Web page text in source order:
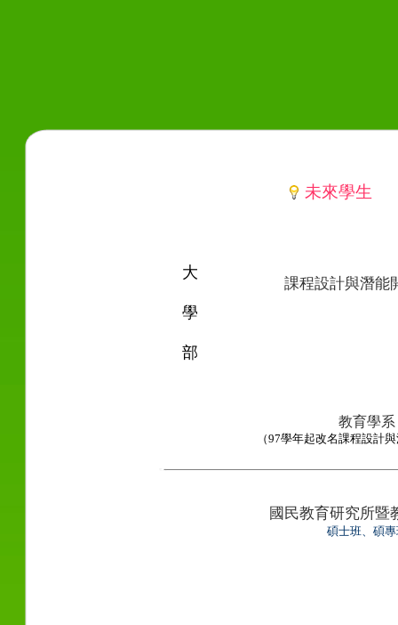
大
學
部
未來學生
課程設計與潛能
教育學系
（97學年起改名課程設計
國民教育研究所暨
碩士班、碩專